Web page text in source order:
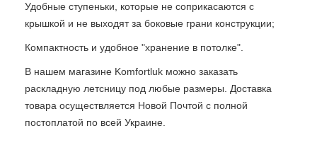
Удобные ступеньки, которые не соприкасаются с
крышкой и не выходят за боковые грани конструкции;
Компактность и удобное "хранение в потолке".
В нашем магазине Komfortluk можно заказать
раскладную летсницу под любые размеры. Доставка
товара осуществляется Новой Почтой с полной
постоплатой по всей Украине.